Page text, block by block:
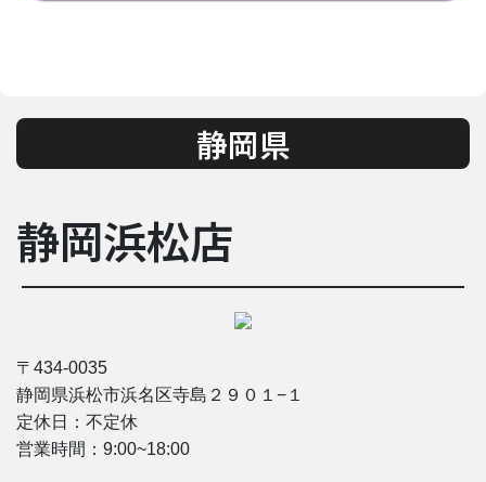
静岡県
静岡浜松店
〒434-0035
静岡県浜松市浜名区寺島２９０１−１
定休日：不定休
営業時間：9:00~18:00